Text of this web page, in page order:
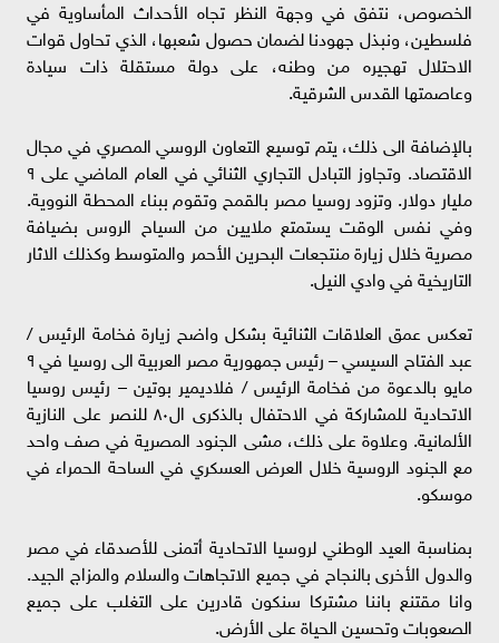
الخصوص، نتفق في وجهة النظر تجاه الأحداث المأساوية في
فلسطين، ونبذل جهودنا لضمان حصول شعبها، الذي تحاول قوات
الاحتلال تهجيره من وطنه، على دولة مستقلة ذات سيادة
وعاصمتها القدس الشرقية.
بالإضافة الى ذلك، يتم توسيع التعاون الروسي المصري في مجال
الاقتصاد. وتجاوز التبادل التجاري الثنائي في العام الماضي على ٩
مليار دولار. وتزود روسيا مصر بالقمح وتقوم ببناء المحطة النووية.
وفي نفس الوقت يستمتع ملايين من السياح الروس بضيافة
مصرية خلال زيارة منتجعات البحرين الأحمر والمتوسط وكذلك الاثار
التاريخية في وادي النيل.
تعكس عمق العلاقات الثنائية بشكل واضح زيارة فخامة الرئيس /
عبد الفتاح السيسي – رئيس جمهورية مصر العربية الى روسيا في ٩
مايو بالدعوة من فخامة الرئيس / فلاديمير بوتين – رئيس روسيا
الاتحادية للمشاركة في الاحتفال بالذكرى ال٨٠ للنصر على النازية
الألمانية. وعلاوة على ذلك، مشى الجنود المصرية في صف واحد
مع الجنود الروسية خلال العرض العسكري في الساحة الحمراء في
موسكو.
بمناسبة العيد الوطني لروسيا الاتحادية أتمنى للأصدقاء في مصر
والدول الأخرى بالنجاح في جميع الاتجاهات والسلام والمزاج الجيد.
وانا مقتنع باننا مشتركا سنكون قادرين على التغلب على جميع
الصعوبات وتحسين الحياة على الأرض.